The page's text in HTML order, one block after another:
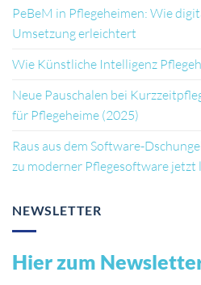
PeBeM in Pflegeheimen: Wie
Umsetzung erleichtert
Wie Künstliche Intelligenz
Neue Pauschalen bei
für Pflegeheime (2025)
Raus aus dem Software-
zu moderner Pflegesoftware jetzt
NEWSLETTER
Hier zum